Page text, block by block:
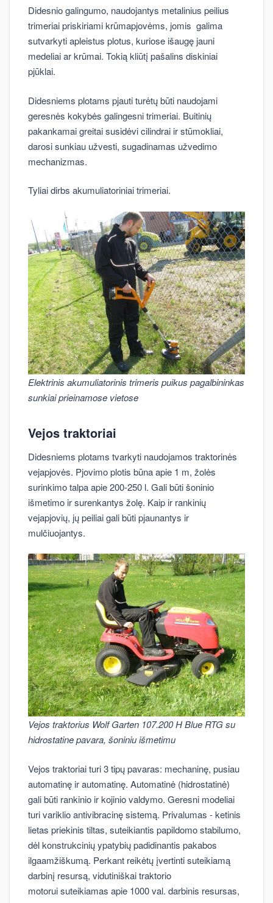
Didesnio galingumo, naudojantys metalinius peilius
trimeriai priskiriami krūmapjovėms, jomis galima
sutvarkyti apleistus plotus, kuriose išaugę jauni
medeliai ar krūmai. Tokią kliūtį pašalins diskiniai
pjūklai.
Didesniems plotams pjauti turėtų būti naudojami
geresnės kokybės galingesni trimeriai. Buitinių
pakankamai greitai susidėvi cilindrai ir stūmokliai,
darosi sunkiau užvesti, sugadinamas užvedimo
mechanizmas.
Tyliai dirbs akumuliatoriniai trimeriai.
Elektrinis akumuliatorinis trimeris puikus pagalbininkas
sunkiai prieinamose vietose
Vejos traktoriai
Didesniems plotams tvarkyti naudojamos traktorinės
vejapjovės. Pjovimo plotis būna apie 1 m, žolės
surinkimo talpa apie 200-250 l. Gali būti šoninio
išmetimo ir surenkantys žolę. Kaip ir rankinių
vejapjovių, jų peiliai gali būti pjaunantys ir
mulčiuojantys.
Vejos traktorius Wolf Garten 107.200 H Blue RTG su
hidrostatine pavara, šoniniu išmetimu
Vejos traktoriai turi 3 tipų pavaras: mechaninę, pusiau
automatinę ir automatinę. Automatinė (hidrostatinė)
gali būti rankinio ir kojinio valdymo. Geresni modeliai
turi variklio antivibracinę sistemą. Privalumas - ketinis
lietas priekinis tiltas, suteikiantis papildomo stabilumo,
dėl konstrukcinių ypatybių padidinantis pakabos
ilgaamžiškumą. Perkant reikėtų įvertinti suteikiamą
darbinį resursą, vidutiniškai traktorio
motorui suteikiamas apie 1000 val. darbinis resursas,